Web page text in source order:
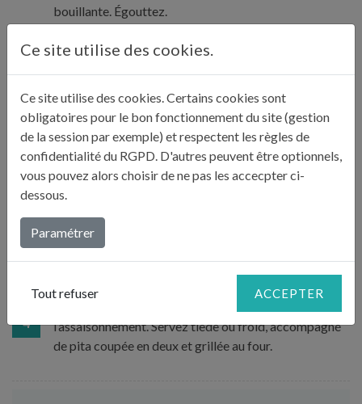
bouillante. Égouttez.
2
3
Pelez et émincez finement l’ail. Versez 3 cuillères à
soupe d’huile dans une sauteuse, faites-y fondre à feu
doux l’ail avec le cumin et la coriandre. Ajoutez les
pois chiches, 1 cuillère à soupe de jus de citron et
versez de l’eau à mi-hauteur. Couvrez et laissez cuire
10 minutes environ.
4
Retirez du feu et laissez tiédir. Ajoutez le reste de jus
l’assaisonnement. Servez tiède ou froid, accompagné
de pita coupée en deux et grillée au four.
Ce site utilise des cookies.
Ce site utilise des cookies. Certains cookies sont
obligatoires pour le bon fonctionnement du site (gestion
de la session par exemple) et respectent les règles de
confidentialité du RGPD. D'autres peuvent être optionnels,
vous pouvez alors choisir de ne pas les accecpter ci-
dessous.
Paramétrer
Tout refuser ACCEPTER